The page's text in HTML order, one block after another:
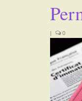
| 0